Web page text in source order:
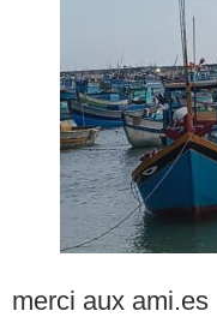
merci aux ami.es